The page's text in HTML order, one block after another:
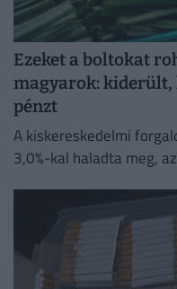
Ezeket a boltokat
magyarok: kiderült,
pénzt
A kiskereskedelmi
3,0%-kal haladta meg,